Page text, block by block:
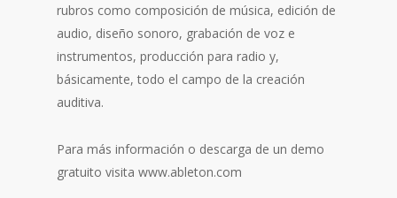
rubros como composición de música, edición de
audio, diseño sonoro, grabación de voz e
instrumentos, producción para radio y,
básicamente, todo el campo de la creación
auditiva.
Para más información o descarga de un demo
gratuito visita www.ableton.com